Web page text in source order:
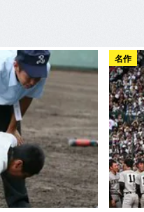
名作